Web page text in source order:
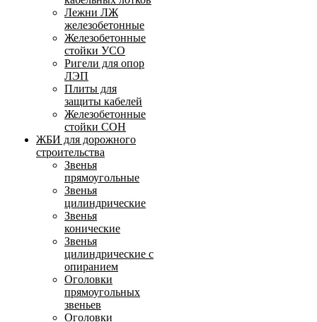
Лежни ЛЖ
железобетонные
Железобетонные
стойки УСО
Ригели для опор
ЛЭП
Плиты для
защиты кабелей
Железобетонные
стойки СОН
ЖБИ для дорожного
строительства
Звенья
прямоугольные
Звенья
цилиндрические
Звенья
конические
Звенья
цилиндрические с
опиранием
Оголовки
прямоугольных
звеньев
Оголовки